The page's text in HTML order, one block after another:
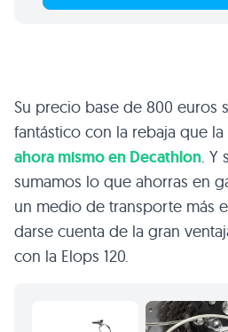
Su precio base de 800 euros
fantástico con la rebaja que
ahora mismo en Decathlon. Y
sumamos lo que ahorras en
un medio de transporte más
darse cuenta de la gran
con la Elops 120.